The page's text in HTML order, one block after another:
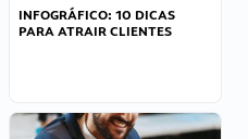
INFOGRÁFICO: 10 DICAS
PARA ATRAIR CLIENTES